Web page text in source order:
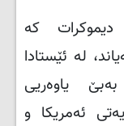
دیموکرات کە
لە ئێستادا
یاوەریی
ئەمریکا و